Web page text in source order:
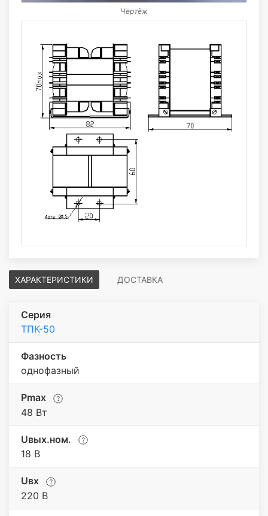
Чертёж
ХАРАКТЕРИСТИКИ ДОСТАВКА
Серия
ТПК-50
Фазность
однофазный
Pmax
48 Вт
Uвых.ном.
18 В
Uвх
220 В